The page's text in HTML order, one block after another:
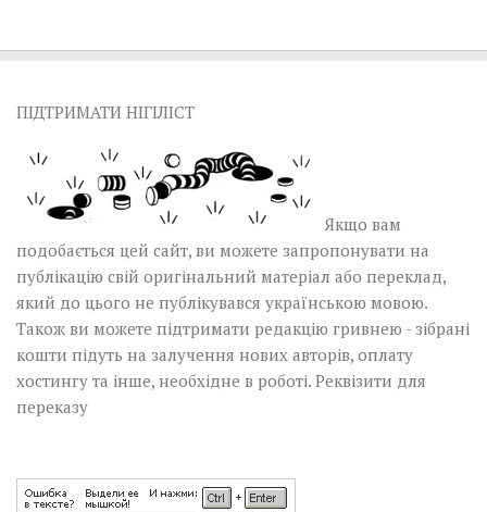
ПІДТРИМАТИ НІГІЛІСТ
Якщо вам
подобається цей сайт, ви можете запропонувати на
публікацію свій оригінальний матеріал або переклад,
який до цього не публікувався українською мовою.
Також ви можете підтримати редакцію гривнею - зібрані
кошти підуть на залучення нових авторів, оплату
хостингу та інше, необхідне в роботі. Реквізити для
переказу